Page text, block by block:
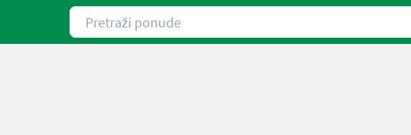
Pretraži ponude